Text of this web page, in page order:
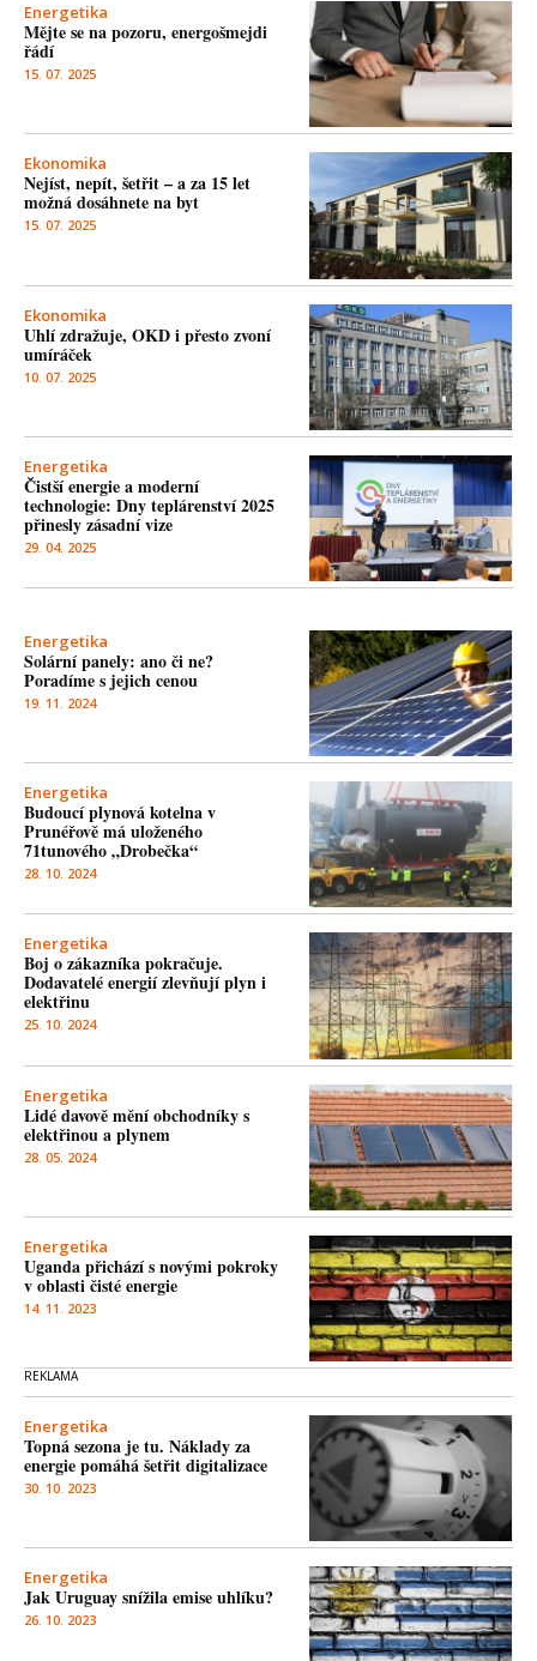
Energetika
Mějte se na pozoru, energošmejdi
řádí
15. 07. 2025
Ekonomika
Nejíst, nepít, šetřit – a za 15 let
možná dosáhnete na byt
15. 07. 2025
Ekonomika
Uhlí zdražuje, OKD i přesto zvoní
umíráček
10. 07. 2025
Energetika
Čistší energie a moderní
technologie: Dny teplárenství 2025
přinesly zásadní vize
29. 04. 2025
Energetika
Solární panely: ano či ne?
Poradíme s jejich cenou
19. 11. 2024
Energetika
Budoucí plynová kotelna v
Prunéřově má uloženého
71tunového „Drobečka“
28. 10. 2024
Energetika
Boj o zákazníka pokračuje.
Dodavatelé energií zlevňují plyn i
elektřinu
25. 10. 2024
Energetika
Lidé davově mění obchodníky s
elektřinou a plynem
28. 05. 2024
Energetika
Uganda přichází s novými pokroky
v oblasti čisté energie
14. 11. 2023
Energetika
Topná sezona je tu. Náklady za
energie pomáhá šetřit digitalizace
30. 10. 2023
Energetika
Jak Uruguay snížila emise uhlíku?
26. 10. 2023